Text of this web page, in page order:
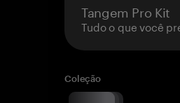
Tangem Pro Kit
Tudo o que você
Coleção